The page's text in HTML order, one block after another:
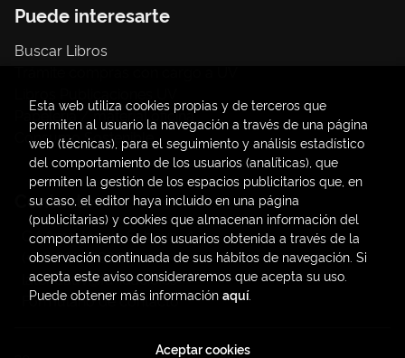
Puede interesarte
Buscar Libros
Papelería / material oficina
Consumo Sostenible
Contacto
C/ Amadeo de Saboya, 4
(+34) 963828968
latendauv@fundacio.es
Formulario de contacto
Esta web utiliza cookies propias y de terceros que
permiten al usuario la navegación a través de una página
web (técnicas), para el seguimiento y análisis estadístico
del comportamiento de los usuarios (analíticas), que
permiten la gestión de los espacios publicitarios que, en
su caso, el editor haya incluido en una página
(publicitarias) y cookies que almacenan información del
comportamiento de los usuarios obtenida a través de la
observación continuada de sus hábitos de navegación. Si
acepta este aviso consideraremos que acepta su uso.
Puede obtener más información aquí.
Aceptar cookies